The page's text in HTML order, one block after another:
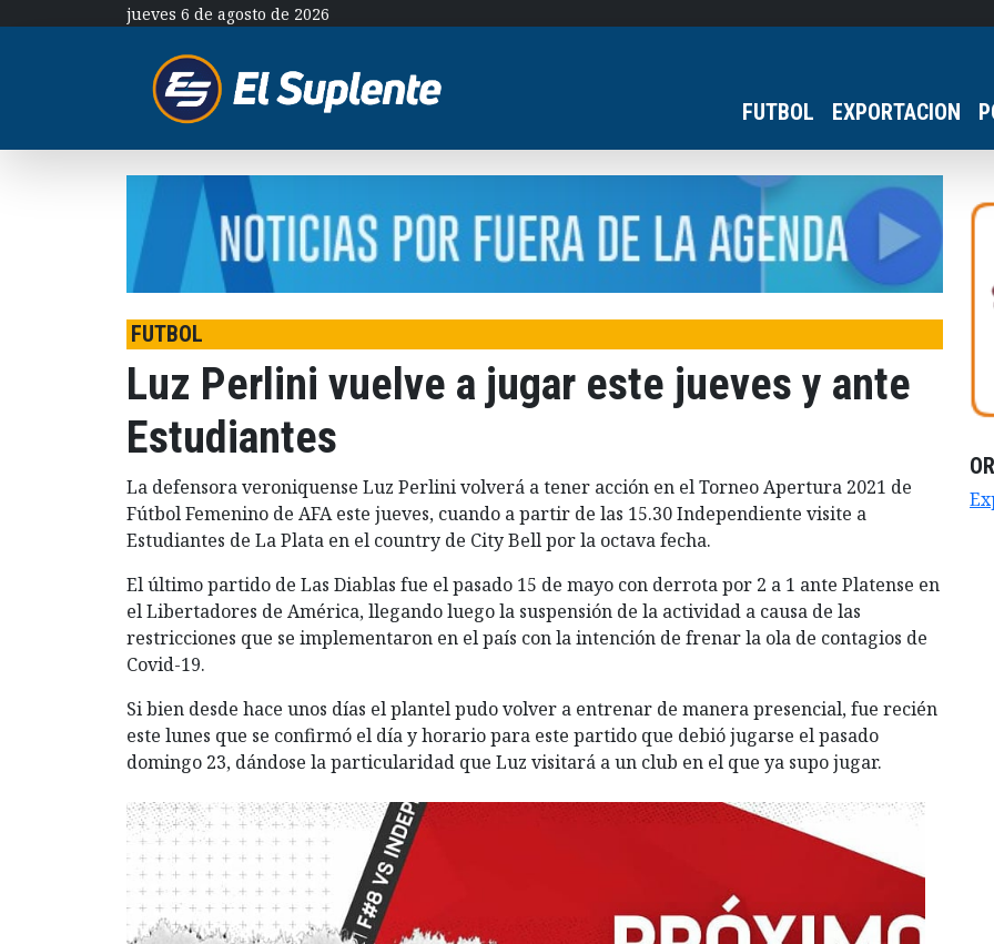
jueves 6 de agosto de 2026
FUTBOL EXPORTACION
FUTBOL
Luz Perlini vuelve a jugar este jueves y ante
Estudiantes
La defensora veroniquense Luz Perlini volverá a tener acción en el Torneo Apertura 2021 de
Fútbol Femenino de AFA este jueves, cuando a partir de las 15.30 Independiente visite a
Estudiantes de La Plata en el country de City Bell por la octava fecha.
El último partido de Las Diablas fue el pasado 15 de mayo con derrota por 2 a 1 ante Platense en
el Libertadores de América, llegando luego la suspensión de la actividad a causa de las
restricciones que se implementaron en el país con la intención de frenar la ola de contagios de
Covid-19.
Si bien desde hace unos días el plantel pudo volver a entrenar de manera presencial, fue recién
este lunes que se confirmó el día y horario para este partido que debió jugarse el pasado
domingo 23, dándose la particularidad que Luz visitará a un club en el que ya supo jugar.